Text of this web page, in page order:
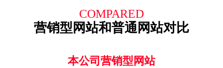
COMPARED
营销型网站和普通网站对比
本公司营销型网站